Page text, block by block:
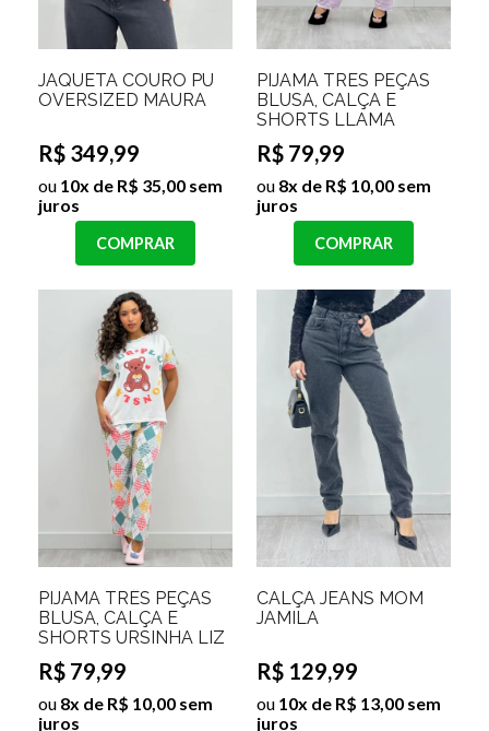
JAQUETA COURO PU
OVERSIZED MAURA
R$ 349,99
ou 10x de R$ 35,00 sem
juros
COMPRAR
PIJAMA TRES PEÇAS
BLUSA, CALÇA E
SHORTS LLAMA
R$ 79,99
ou 8x de R$ 10,00 sem
juros
COMPRAR
PIJAMA TRÊS PEÇAS
BLUSA, CALÇA E
SHORTS URSINHA LIZ
R$ 79,99
ou 8x de R$ 10,00 sem
juros
CALÇA JEANS MOM
JAMILA
R$ 129,99
ou 10x de R$ 13,00 sem
juros